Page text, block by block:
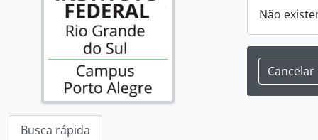
Busca rápida
Não
Cancelar